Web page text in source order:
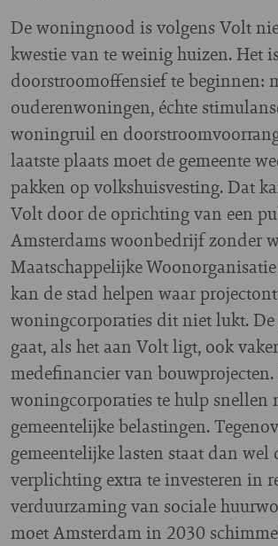
De woningnood is volgens Volt
kwestie van te weinig huizen. Het
doorstroomoffensief te beginnen:
ouderenwoningen, échte
woningruil en
laatste plaats moet de gemeente
pakken op volkshuisvesting. Dat
Volt door de oprichting van een
Amsterdams woonbedrijf zonder
Maatschappelijke
kan de stad helpen waar
woningcorporaties dit niet lukt. De
gaat, als het aan Volt ligt, ook
medefinancier van
woningcorporaties te hulp snellen
gemeentelijke belastingen.
gemeentelijke lasten staat dan wel
verplichting extra te investeren in
verduurzaming van sociale
moet Amsterdam in 2030